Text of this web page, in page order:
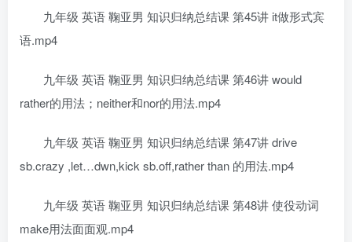
九年级 英语 鞠亚男 知识归纳总结课 第45讲 it做形式宾
语.mp4
九年级 英语 鞠亚男 知识归纳总结课 第46讲 would
rather的用法；neither和nor的用法.mp4
九年级 英语 鞠亚男 知识归纳总结课 第47讲 drive
sb.crazy ,let…dwn,kick sb.off,rather than 的用法.mp4
九年级 英语 鞠亚男 知识归纳总结课 第48讲 使役动词
make用法面面观.mp4